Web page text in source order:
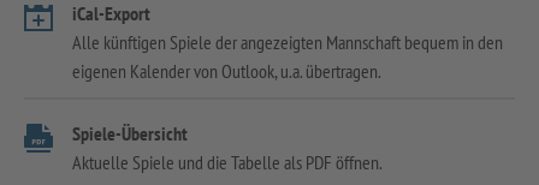
iCal-Export
Alle künftigen Spiele der angezeigten Mannschaft bequem in den
eigenen Kalender von Outlook, u.a. übertragen.
Spiele-Übersicht
Aktuelle Spiele und die Tabelle als PDF öffnen.